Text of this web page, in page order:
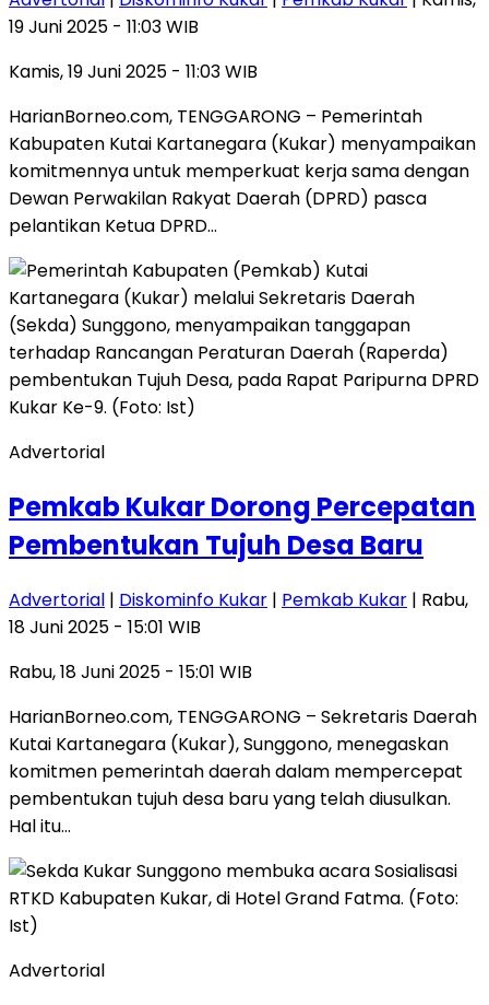
19 Juni 2025 - 11:03 WIB
Kamis, 19 Juni 2025 - 11:03 WIB
HarianBorneo.com, TENGGARONG – Pemerintah
Kabupaten Kutai Kartanegara (Kukar) menyampaikan
komitmennya untuk memperkuat kerja sama dengan
Dewan Perwakilan Rakyat Daerah (DPRD) pasca
pelantikan Ketua DPRD…
Advertorial
Pemkab Kukar Dorong Percepatan
Pembentukan Tujuh Desa Baru
Advertorial | Diskominfo Kukar | Pemkab Kukar | Rabu,
18 Juni 2025 - 15:01 WIB
Rabu, 18 Juni 2025 - 15:01 WIB
HarianBorneo.com, TENGGARONG – Sekretaris Daerah
Kutai Kartanegara (Kukar), Sunggono, menegaskan
komitmen pemerintah daerah dalam mempercepat
pembentukan tujuh desa baru yang telah diusulkan.
Hal itu…
Advertorial